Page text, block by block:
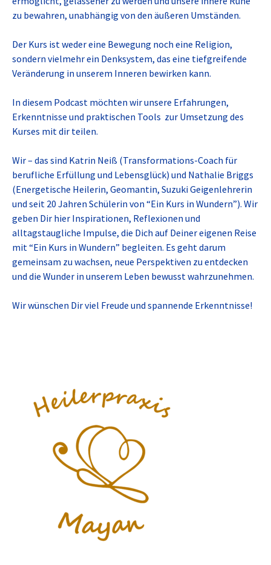
zu bewahren, unabhängig von den äußeren Umständen.
Der Kurs ist weder eine Bewegung noch eine Religion,
sondern vielmehr ein Denksystem, das eine tiefgreifende
Veränderung in unserem Inneren bewirken kann.
In diesem Podcast möchten wir unsere Erfahrungen,
Erkenntnisse und praktischen Tools zur Umsetzung des
Kurses mit dir teilen.
Wir – das sind Katrin Neiß (Transformations-Coach für
berufliche Erfüllung und Lebensglück) und Nathalie Briggs
(Energetische Heilerin, Geomantin, Suzuki Geigenlehrerin
und seit 20 Jahren Schülerin von “Ein Kurs in Wundern”). Wir
geben Dir hier Inspirationen, Reflexionen und
alltagstaugliche Impulse, die Dich auf Deiner eigenen Reise
mit “Ein Kurs in Wundern” begleiten. Es geht darum
gemeinsam zu wachsen, neue Perspektiven zu entdecken
und die Wunder in unserem Leben bewusst wahrzunehmen.
Wir wünschen Dir viel Freude und spannende Erkenntnisse!